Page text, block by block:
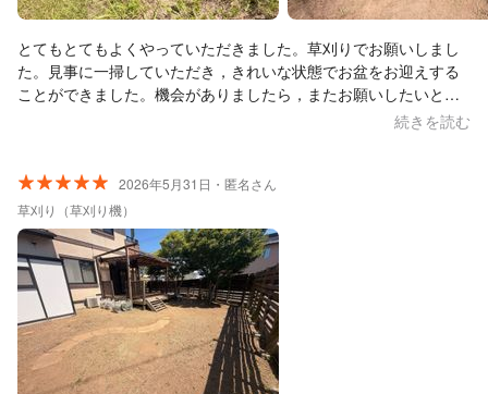
とてもとてもよくやっていただきました。草刈りでお願いしまし
た。見事に一掃していただき，きれいな状態でお盆をお迎えする
ことができました。機会がありましたら，またお願いしたいと思
続きを読む
2026年5月31日・匿名さん
草刈り（草刈り機）